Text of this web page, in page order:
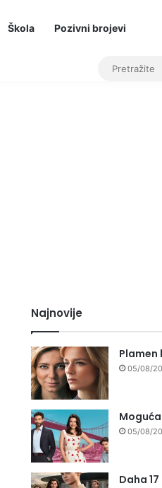
Škola Pozivni brojevi
Najnovije
Plamen
05/08/
05/08/
Daha